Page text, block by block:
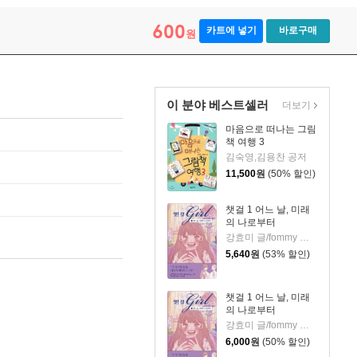
600원 카트에 넣기 바로구매
이 분야 베스트셀러
마음으로 떠나는 그림
책 여행 3
김숙영,김용찬 공저
11,500원 (50% 할인)
챗걸 1 어느 날, 미래
의 나로부터
강효미 글/fommy 그림
5,640원 (53% 할인)
챗걸 1 어느 날, 미래
의 나로부터
강효미 글/fommy 그림
6,000원 (50% 할인)
더보기